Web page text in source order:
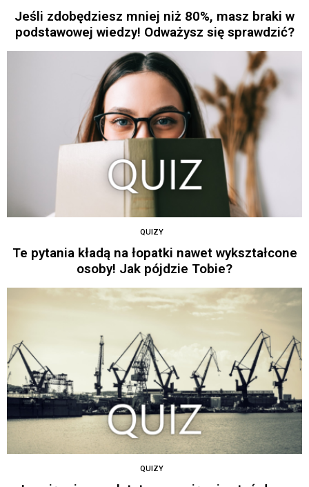
Jeśli zdobędziesz mniej niż 80%, masz braki w
podstawowej wiedzy! Odważysz się sprawdzić?
QUIZY
Te pytania kładą na łopatki nawet wykształcone
osoby! Jak pójdzie Tobie?
QUIZY